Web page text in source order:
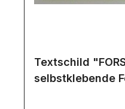
Textschild
selbstklebende